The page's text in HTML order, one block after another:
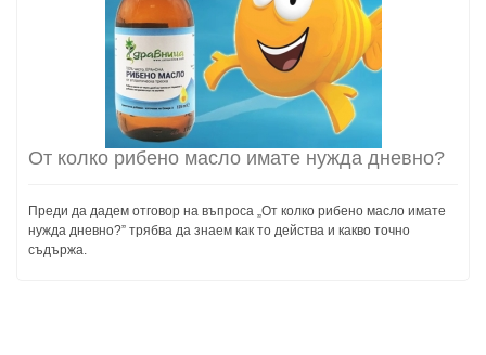
От колко рибено масло имате нужда дневно?
Преди да дадем отговор на въпроса „От колко рибено масло имате
нужда дневно?” трябва да знаем как то действа и какво точно
съдържа.